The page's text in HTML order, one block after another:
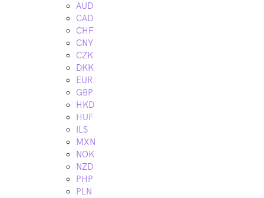
AUD
CAD
CHF
CNY
CZK
DKK
EUR
GBP
HKD
HUF
ILS
MXN
NOK
NZD
PHP
PLN